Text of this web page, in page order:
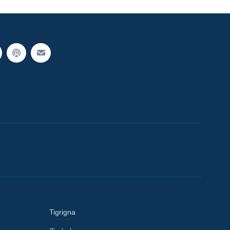
Tigrigna